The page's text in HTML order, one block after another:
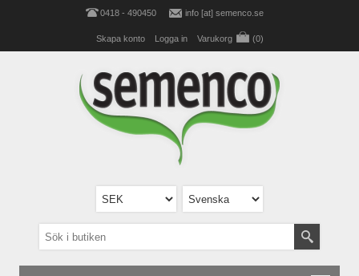
0418 - 490450 info [at] semenco.se
Skapa konto Logga in Varukorg (0)